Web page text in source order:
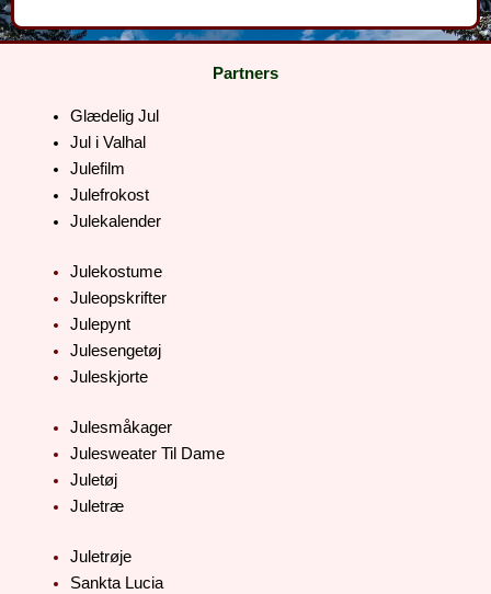
Partners
Glædelig Jul
Jul i Valhal
Julefilm
Julefrokost
Julekalender
Julekostume
Juleopskrifter
Julepynt
Julesengetøj
Juleskjorte
Julesmåkager
Julesweater Til Dame
Juletøj
Juletræ
Juletrøje
Sankta Lucia